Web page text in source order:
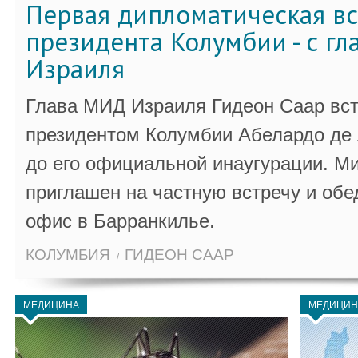
Первая дипломатическая
президента Колумбии - с
Израиля
Глава МИД Израиля Гидеон Саар
президентом Колумбии Абелардо
до его официальной инаугурации.
приглашен на частную встречу и
офис в Барранкилье.
КОЛУМБИЯ ГИДЕОН СААР
МЕДИЦИНА